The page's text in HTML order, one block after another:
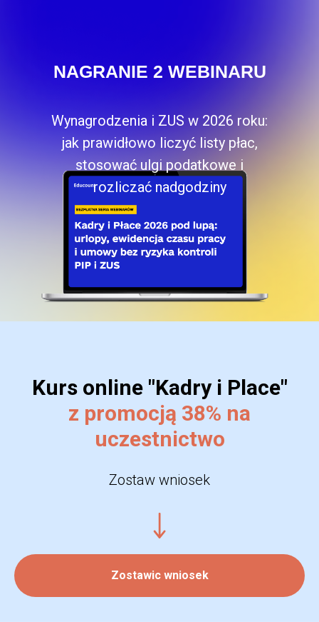
NAGRANIE 2 WEBINARU
Wynagrodzenia i ZUS w 2026 roku:
jak prawidłowo liczyć listy płac,
stosować ulgi podatkowe i
rozliczać nadgodziny
Kurs online "Kadry i Place"
z promocją 38% na
uczestnictwo
Zostaw wniosek
Zostawic wniosek